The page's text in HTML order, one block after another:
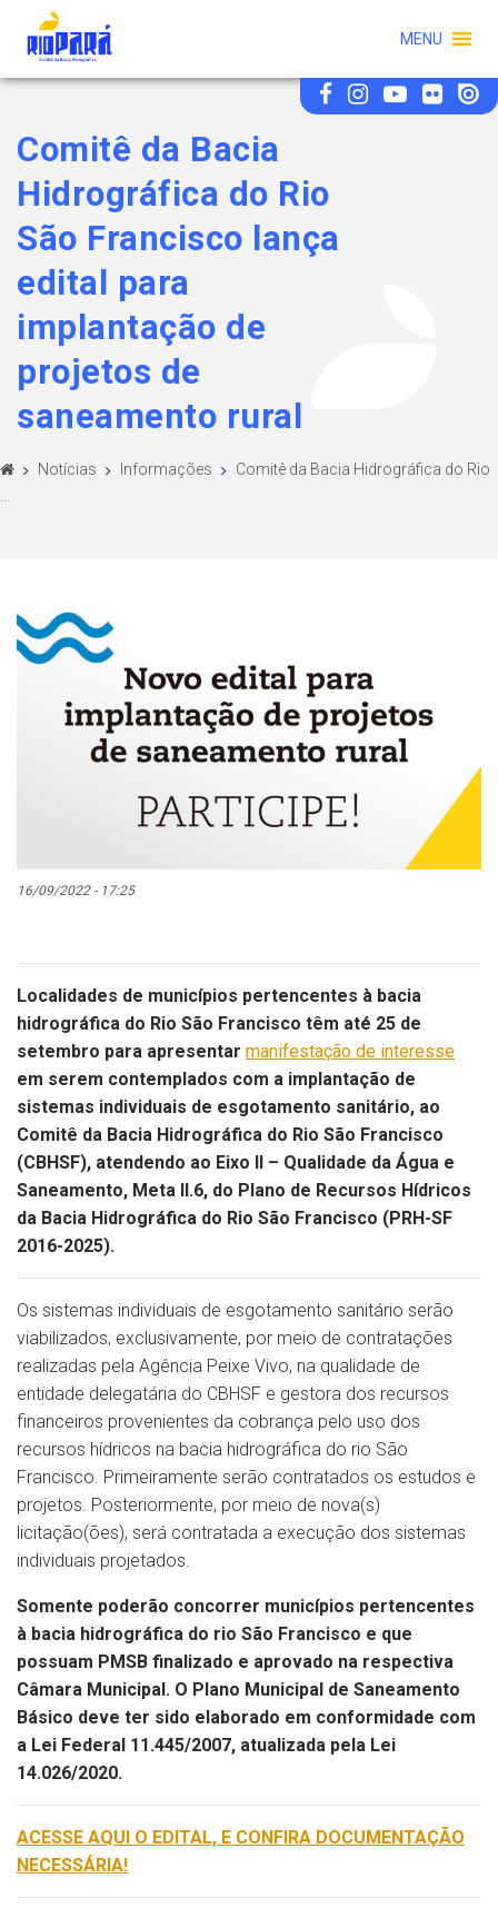
MENU
Comitê da Bacia
Hidrográfica do Rio
São Francisco lança
edital para
implantação de
projetos de
saneamento rural
Notícias Informações
Comitê da Bacia Hidrográfica do Rio
16/09/2022 - 17:25
Localidades de municípios pertencentes à bacia
hidrográfica do Rio São Francisco têm até 25 de
setembro para apresentar manifestação de interesse
em serem contemplados com a implantação de
sistemas individuais de esgotamento sanitário, ao
Comitê da Bacia Hidrográfica do Rio São Francisco
(CBHSF), atendendo ao Eixo II – Qualidade da Água e
Saneamento, Meta II.6, do Plano de Recursos Hídricos
da Bacia Hidrográfica do Rio São Francisco (PRH-SF
2016-2025).
Os sistemas individuais de esgotamento sanitário serão
viabilizados, exclusivamente, por meio de contratações
realizadas pela Agência Peixe Vivo, na qualidade de
entidade delegatária do CBHSF e gestora dos recursos
financeiros provenientes da cobrança pelo uso dos
recursos hídricos na bacia hidrográfica do rio São
Francisco. Primeiramente serão contratados os estudos e
projetos. Posteriormente, por meio de nova(s)
licitação(ões), será contratada a execução dos sistemas
individuais projetados.
Somente poderão concorrer municípios pertencentes
à bacia hidrográfica do rio São Francisco e que
possuam PMSB finalizado e aprovado na respectiva
Câmara Municipal. O Plano Municipal de Saneamento
Básico deve ter sido elaborado em conformidade com
a Lei Federal 11.445/2007, atualizada pela Lei
14.026/2020.
ACESSE AQUI O EDITAL, E CONFIRA DOCUMENTAÇÃO
NECESSÁRIA!